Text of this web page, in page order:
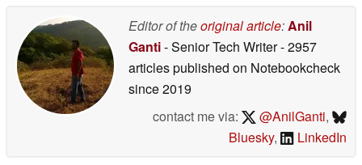
Editor of theoriginal article: Anil
Ganti- Senior Tech Writer- 2957
articles published on Notebookcheck
since 2019
contact me via:
@AnilGanti,
Bluesky, LinkedIn